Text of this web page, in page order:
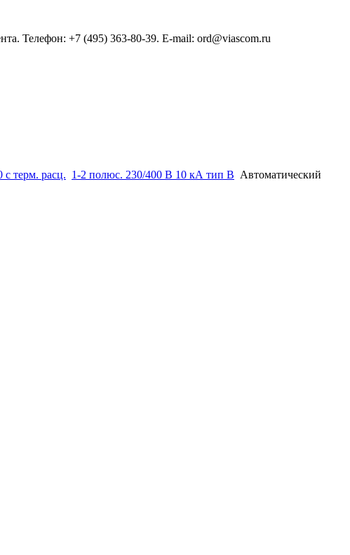
Телефон: +7 (495) 363-80-39. E-mail: ord@viascom.ru
терм. расц. 1-2 полюс. 230/400 В 10 кА тип B Автоматический